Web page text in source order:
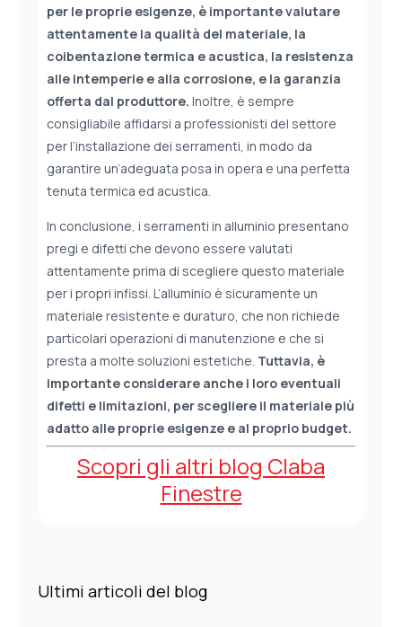
per le proprie esigenze, è importante valutare
attentamente la qualità del materiale, la
coibentazione termica e acustica, la resistenza
alle intemperie e alla corrosione, e la garanzia
offerta dal produttore. Inoltre, è sempre
consigliabile affidarsi a professionisti del settore
per l’installazione dei serramenti, in modo da
garantire un’adeguata posa in opera e una perfetta
tenuta termica ed acustica.
In conclusione, i serramenti in alluminio presentano
pregi e difetti che devono essere valutati
attentamente prima di scegliere questo materiale
per i propri infissi. L’alluminio è sicuramente un
materiale resistente e duraturo, che non richiede
particolari operazioni di manutenzione e che si
presta a molte soluzioni estetiche. Tuttavia, è
importante considerare anche i loro eventuali
difetti e limitazioni, per scegliere il materiale più
adatto alle proprie esigenze e al proprio budget.
Scopri gli altri blog Claba
Finestre
Ultimi articoli del blog